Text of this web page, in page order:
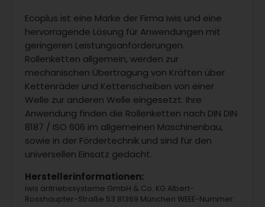
Ecoplus ist eine Marke der Firma Iwis und eine
hervorragende Lösung für Anwendungen mit
geringeren Leistungsanforderungen.
Rollenketten allgemein, werden zur
mechanischen Übertragung von Kräften über
Kettenräder und Kettenscheiben von einer
Welle zur anderen Welle eingesetzt. Ihre
Anwendung finden die Rollenketten nach DIN DIN
8187 / ISO 606 im allgemeinen Maschinenbau,
sowie in der Fördertechnik und sind für den
universellen Einsatz gedacht.
Herstellerinformationen:
iwis antriebssysteme GmbH & Co. KG Albert-
Rosshaupter-Straße 53 81369 München WEEE-Nummer: